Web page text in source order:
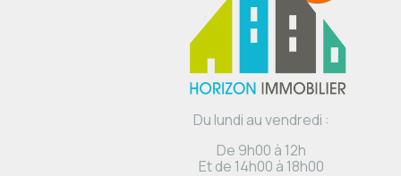
Du lundi au vendredi :
De 9h00 à 12h
Et de 14h00 à 18h00